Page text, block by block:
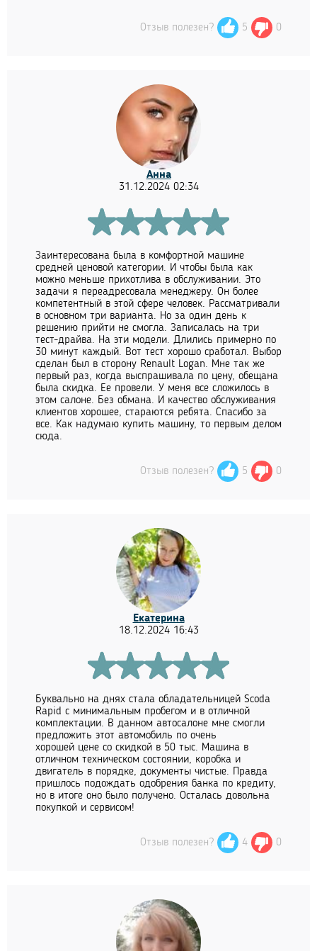
Отзыв полезен? 5 0
Анна
31.12.2024 02:34
Заинтересована была в комфортной машине
средней ценовой категории. И чтобы была как
можно меньше прихотлива в обслуживании. Это
задачи я переадресовала менеджеру. Он более
компетентный в этой сфере человек. Рассматривали
в основном три варианта. Но за один день к
решению прийти не смогла. Записалась на три
тест-драйва. На эти модели. Длились примерно по
30 минут каждый. Вот тест хорошо сработал. Выбор
сделан был в сторону Renault Logan. Мне так же
первый раз, когда выспрашивала по цену, обещана
была скидка. Ее провели. У меня все сложилось в
этом салоне. Без обмана. И качество обслуживания
клиентов хорошее, стараются ребята. Спасибо за
все. Как надумаю купить машину, то первым делом
сюда.
Отзыв полезен? 5 0
Екатерина
18.12.2024 16:43
Буквально на днях стала обладательницей Scoda
Rapid с минимальным пробегом и в отличной
комплектации. В данном автосалоне мне смогли
предложить этот автомобиль по очень
хорошей цене со скидкой в 50 тыс. Машина в
отличном техническом состоянии, коробка и
двигатель в порядке, документы чистые. Правда
пришлось подождать одобрения банка по кредиту,
но в итоге оно было получено. Осталась довольна
покупкой и сервисом!
Отзыв полезен? 4 0